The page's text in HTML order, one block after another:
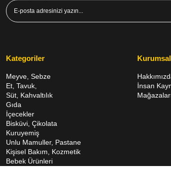
Kategoriler
Meyve, Sebze
Et, Tavuk,
Süt, Kahvaltılık
Gıda
İçecekler
Bisküvi, Çikolata
Kuruyemiş
Unlu Mamuller, Pastane
Kişisel Bakım, Kozmetik
Bebek Ürünleri
Kurumsal
İnsan